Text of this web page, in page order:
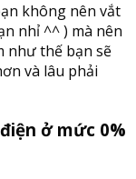
không nên vắt
nhỉ ^^ ) mà nên
như thế bạn sẽ
và lâu phải
ở mức 0%